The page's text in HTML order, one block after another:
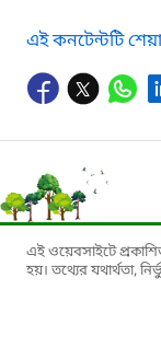
এই কনটেন্টটি
এই ওয়েবসাইটে
হয়। তথ্যের যথার্থতা,